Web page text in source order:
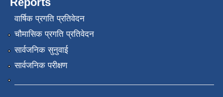
वार्षिक प्रगति प्रतिवेदन
चौमासिक प्रगति प्रतिवेदन
सार्वजनिक सुनुवाई
सार्वजनिक परीक्षण